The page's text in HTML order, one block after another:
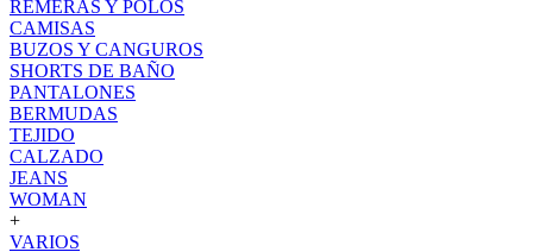
REMERAS Y POLOS
CAMISAS
BUZOS Y CANGUROS
SHORTS DE BAÑO
PANTALONES
BERMUDAS
TEJIDO
CALZADO
JEANS
WOMAN
+
VARIOS